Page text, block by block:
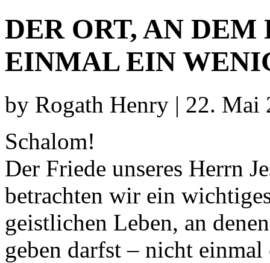
DER ORT, AN DEM
EINMAL EIN
by Rogath Henry | 22. Mai
Schalom!
Der Friede unseres Herrn
betrachten wir ein
geistlichen Leben, an
geben darfst – nicht